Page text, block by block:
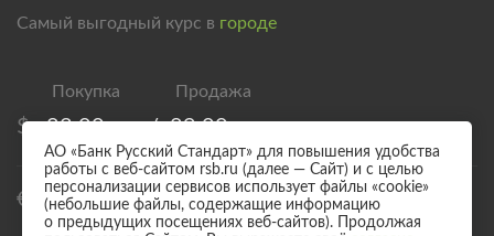
Самый выгодный курс в городе
$ 83,00 / 89,00
€ 95,00 / 101,00
АО «Банк Русский Стандарт» для повышения удобства
работы с веб-сайтом rsb.ru (далее — Сайт) и с целью
персонализации сервисов использует файлы «cookie»
(небольшие файлы, содержащие информацию
о предыдущих посещениях веб-сайтов). Продолжая